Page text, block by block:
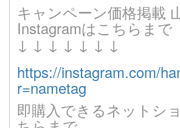
キャンペーン価格掲載
Instagramはこちらまで
↓ ↓ ↓ ↓ ↓ ↓ ↓
https://instagram.com/
r=nametag
即購入できるネットシ